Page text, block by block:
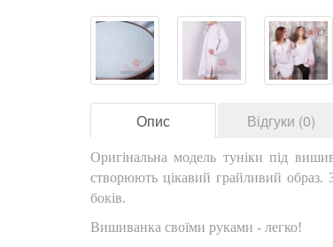
Опис Відгуки (0)
Оригінальна модель туніки під
створюють цікавий грайливий образ.
боків.
Вишиванка своїми руками - легко!